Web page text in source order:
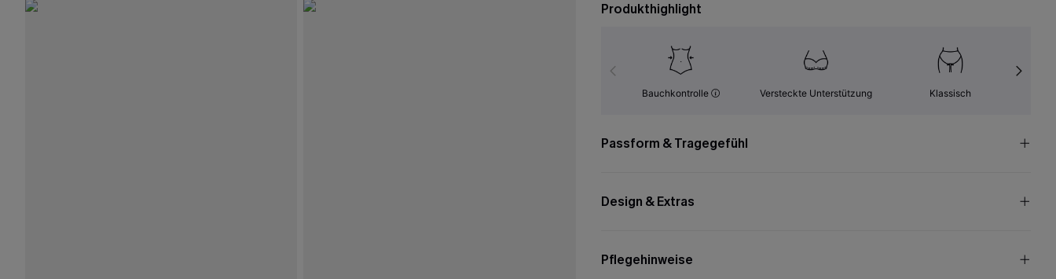
Produkthighlight
Bauchkontrolle Versteckte Unterstützung Klassisch
Passform & Tragegefühl
Design & Extras
Pflegehinweise